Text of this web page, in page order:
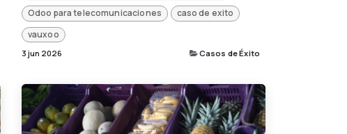
Odoo para telecomunicaciones
caso de exito
vauxoo
3 jun 2026 Casos de Éxito